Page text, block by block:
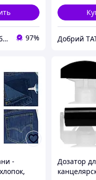
ООО "ПакТоби" 97%
-
Дозатор